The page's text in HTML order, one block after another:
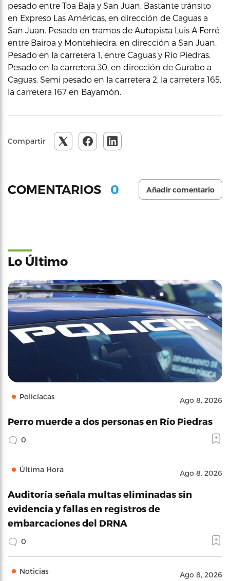
pesado entre Toa Baja y San Juan. Bastante tránsito
en Expreso Las Américas, en dirección de Caguas a
San Juan. Pesado en tramos de Autopista Luis A Ferré,
entre Bairoa y Montehiedra, en dirección a San Juan.
Pesado en la carretera 1, entre Caguas y Río Piedras.
Pesado en la carretera 30, en dirección de Gurabo a
Caguas. Semi pesado en la carretera 2, la carretera 165,
la carretera 167 en Bayamón.
Compartir
COMENTARIOS 0 Añadir comentario
Lo Último
Policíacas Ago 8, 2026
Perro muerde a dos personas en Río Piedras
0
Última Hora Ago 8, 2026
Auditoría señala multas eliminadas sin
evidencia y fallas en registros de
embarcaciones del DRNA
0
Noticias Ago 8, 2026